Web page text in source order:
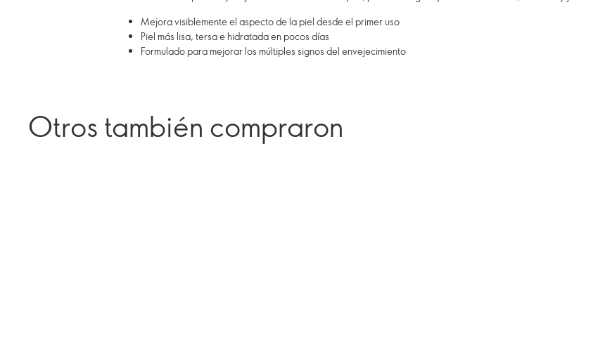
Mejora visiblemente el aspecto de la piel desde el primer uso
Piel más lisa, tersa e hidratada en pocos días
Formulado para mejorar los múltiples signos del envejecimiento
Otros también compraron